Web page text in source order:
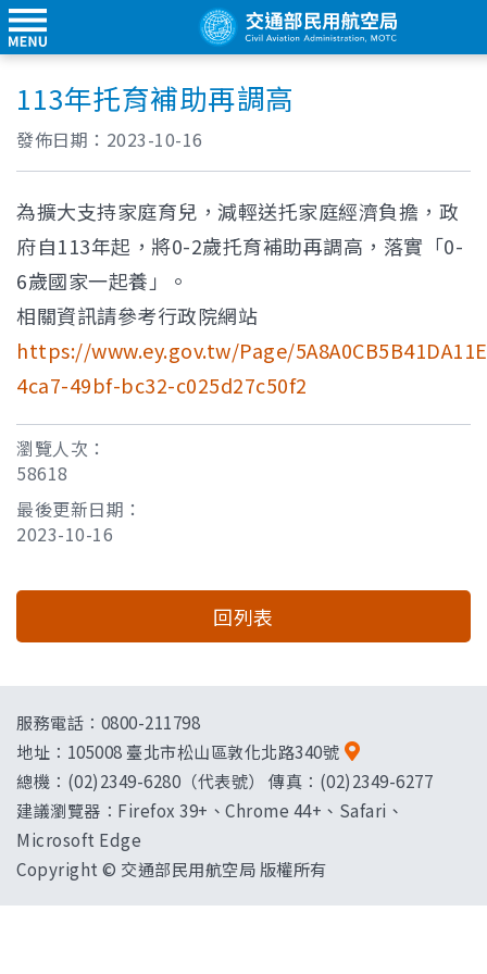
113年托育補助再調高
發佈日期： 2023-10-16
為擴大支持家庭育兒，減輕送托家庭經濟負擔，政
府自113年起，將0-2歲托育補助再調高，落實「0-
6歲國家一起養」。
相關資訊請參考行政院網站
https://www.ey.gov.tw/Page/
4ca7-49bf-bc32-c025d27c50f2
瀏覽人次：
58618
最後更新日期：
2023-10-16
回列表
服務電話：0800-211798
地址： 105008 臺北市松山區敦化北路340號
總機：(02)2349-6280（代表號） 傳真：(02)2349-6277
建議瀏覽器：Firefox 39+、Chrome 44+、Safari、
Microsoft Edge
Copyright © 交通部民用航空局 版權所有